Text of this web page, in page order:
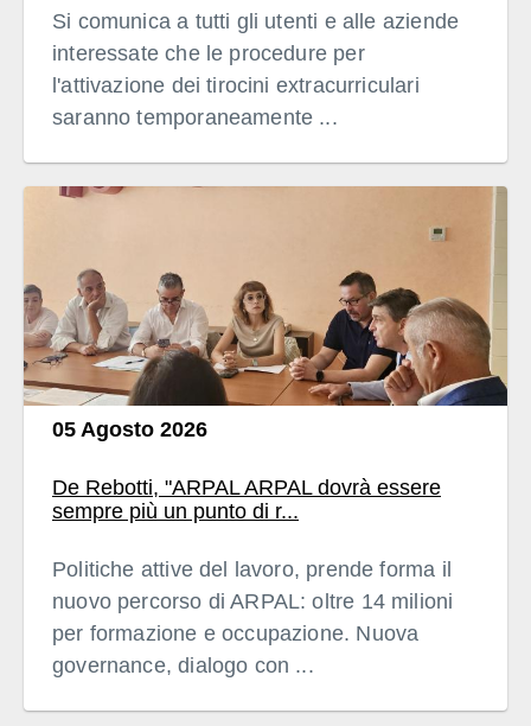
Si comunica a tutti gli utenti e alle aziende
interessate che le procedure per
l'attivazione dei tirocini extracurriculari
saranno temporaneamente ...
05 Agosto 2026
De Rebotti, "ARPAL ARPAL dovrà essere
sempre più un punto di r...
Politiche attive del lavoro, prende forma il
nuovo percorso di ARPAL: oltre 14 milioni
per formazione e occupazione. Nuova
governance, dialogo con ...